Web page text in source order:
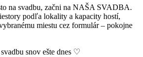
na svadbu, začni na NAŠA SVADBA.
podľa lokality a kapacity hostí,
miestu cez formulár – pokojne
snov ešte dnes ♡